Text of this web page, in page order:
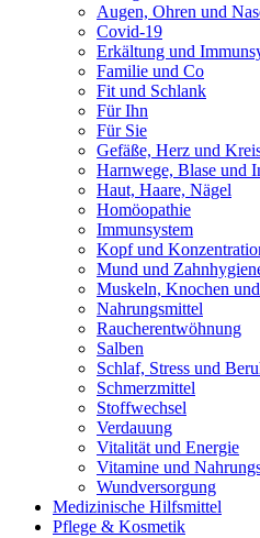
Wichtige Hinweise:
Zugelassenes Arzneimittel: Zu
Sie die Packungsbeilage und
Die angegebene empfohlene
Kinder unerreichbar aufbewahren.
Augen, Ohren und
Covid-19
Erkältung und
Familie und Co
Fit und Schlank
Für Ihn
Für Sie
Gefäße, Herz und
Harnwege, Blase und
Haut, Haare, Nägel
Homöopathie
Immunsystem
Kopf und
Mund und
Muskeln, Knochen
Nahrungsmittel
Raucherentwöhnung
Salben
Schlaf, Stress und
Schmerzmittel
Stoffwechsel
Verdauung
Vitalität und Energie
Vitamine und
Wundversorgung
Medizinische Hilfsmittel
Pflege & Kosmetik